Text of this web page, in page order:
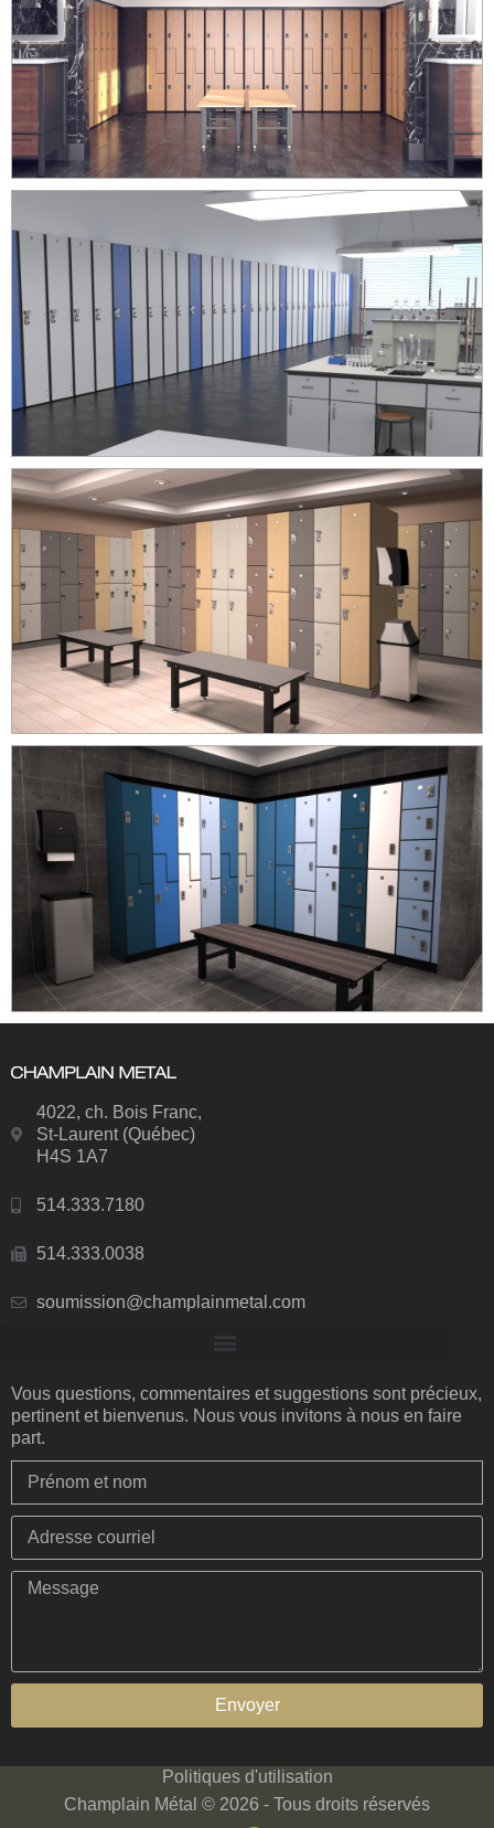
4022, ch. Bois Franc,
St-Laurent (Québec)
H4S 1A7
514.333.7180
514.333.0038
soumission@champlainmetal.com
Vous questions, commentaires et suggestions sont précieux,
pertinent et bienvenus. Nous vous invitons à nous en faire
part.
Envoyer
Politiques d'utilisation
Champlain Métal © 2026 - Tous droits réservés